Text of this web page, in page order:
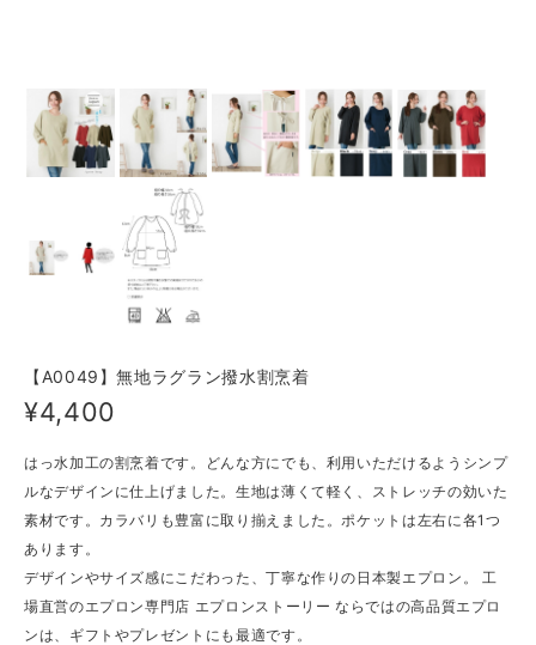
【A0049】無地ラグラン撥水割烹着
¥4,400
はっ水加工の割烹着です。どんな方にでも、利用いただけるようシンプ
ルなデザインに仕上げました。生地は薄くて軽く、ストレッチの効いた
素材です。カラバリも豊富に取り揃えました。ポケットは左右に各1つ
あります。
デザインやサイズ感にこだわった、丁寧な作りの日本製エプロン。 工
場直営のエプロン専門店 エプロンストーリー ならではの高品質エプロ
ンは、ギフトやプレゼントにも最適です。